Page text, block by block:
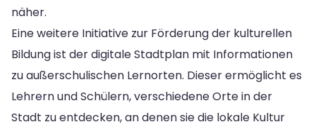
näher.
Eine weitere Initiative zur Förderung der kulturellen
Bildung ist der digitale Stadtplan mit Informationen
zu außerschulischen Lernorten. Dieser ermöglicht es
Lehrern und Schülern, verschiedene Orte in der
Stadt zu entdecken, an denen sie die lokale Kultur